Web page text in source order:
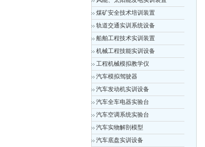
煤矿安全技术培训装置
轨道交通实训系统设备
船舶工程技术实训装置
机械工程技能实训设备
工程机械模拟教学仪
汽车模拟驾驶器
汽车发动机实训设备
汽车全车电器实验台
汽车空调系统实验台
汽车实物解剖模型
汽车底盘实训设备